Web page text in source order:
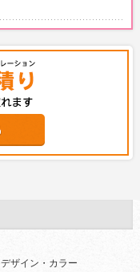
デザイン・カラー